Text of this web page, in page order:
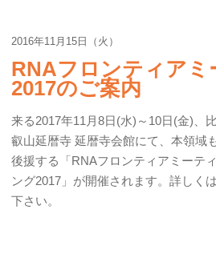
2016年11月15日（火）
RNAフロンティアミ
2017のご案内
来る2017年11月8日(水)～10日(金)、比
叡山延暦寺 延暦寺会館にて、本領域
後援する「RNAフロンティアミーティ
ング2017」が開催されます。詳しくは
下さい。